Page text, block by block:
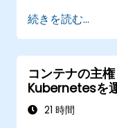
たちで管理した
GitLab.comに次
す。
続きを読む...
コンテナの主
Kubernetesを
21 時間